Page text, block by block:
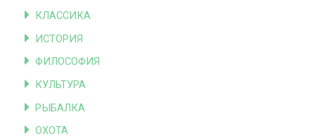
КЛАССИКА
ИСТОРИЯ
ФИЛОСОФИЯ
КУЛЬТУРА
РЫБАЛКА
ОХОТА